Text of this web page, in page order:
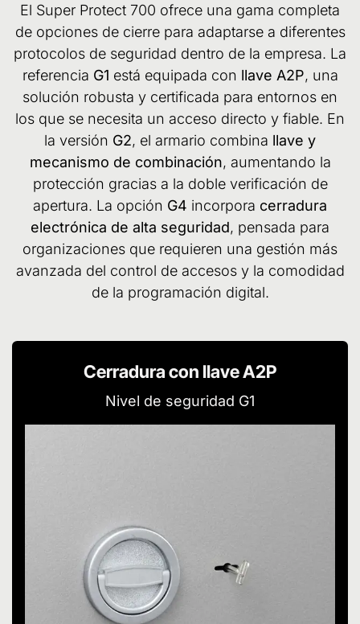
El Super Protect 700 ofrece una gama completa
de opciones de cierre para adaptarse a diferentes
protocolos de seguridad dentro de la empresa. La
referencia G1 está equipada con llave A2P, una
solución robusta y certificada para entornos en
los que se necesita un acceso directo y fiable. En
la versión G2, el armario combina llave y
mecanismo de combinación, aumentando la
protección gracias a la doble verificación de
apertura. La opción G4 incorpora cerradura
electrónica de alta seguridad, pensada para
organizaciones que requieren una gestión más
avanzada del control de accesos y la comodidad
de la programación digital.
Cerradura con llave A2P
Nivel de seguridad G1